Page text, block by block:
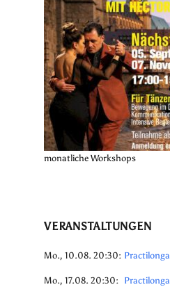
monatliche Workshops
VERANSTALTUNGEN
Mo., 10.08. 20:30: Practilonga
Mo., 17.08. 20:30: Practilonga